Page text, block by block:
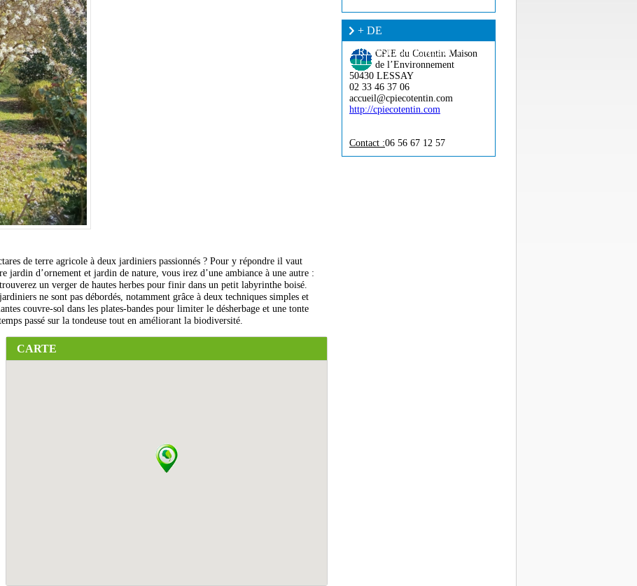
de terre agricole à deux jardiniers passionnés ? Pour y répondre il vaut
d’ornement et jardin de nature, vous irez d’une ambiance à une autre :
un verger de hautes herbes pour finir dans un petit labyrinthe boisé.
ne sont pas débordés, notamment grâce à deux techniques simples et
couvre-sol dans les plates-bandes pour limiter le désherbage et une tonte
passé sur la tondeuse tout en améliorant la biodiversité.
CARTE
+ DE
RENSEIGNEMENT ?
CPIE du Cotentin Maison
de l’Environnement
50430 LESSAY
02 33 46 37 06
accueil@cpiecotentin.com
http://cpiecotentin.com
Contact :06 56 67 12 57